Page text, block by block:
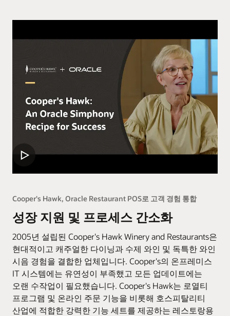
Cooper's Hawk, Oracle Restaurant POS로 고객 경험 통합
성장 지원 및 프로세스 간소화
2005년 설립된 Cooper's Hawk Winery and Restaurants은
현대적이고 캐주얼한 다이닝과 수제 와인 및 독특한 와인
시음 경험을 결합한 업체입니다. Cooper's의 온프레미스
IT 시스템에는 유연성이 부족했고 모든 업데이트에는
오랜 수작업이 필요했습니다. Cooper's Hawk는 로열티
프로그램 및 온라인 주문 기능을 비롯해 호스피탈리티
산업에 적합한 강력한 기능 세트를 제공하는 레스토랑용